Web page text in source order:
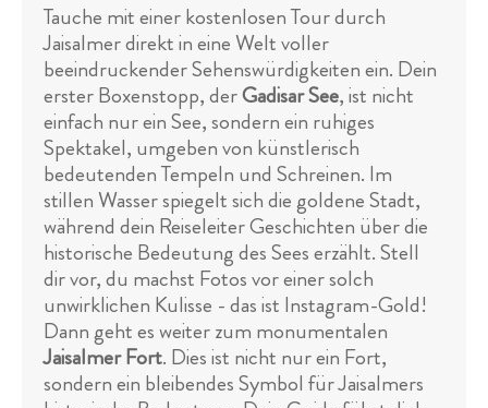
Tauche mit einer kostenlosen Tour durch
Jaisalmer direkt in eine Welt voller
beeindruckender Sehenswürdigkeiten ein. Dein
erster Boxenstopp, derGadisar See, ist nicht
einfach nur ein See, sondern ein ruhiges
Spektakel, umgeben von künstlerisch
bedeutenden Tempeln und Schreinen. Im
stillen Wasser spiegelt sich die goldene Stadt,
während dein Reiseleiter Geschichten über die
historische Bedeutung des Sees erzählt. Stell
dir vor, du machst Fotos vor einer solch
unwirklichen Kulisse - das ist Instagram-Gold!
Dann geht es weiter zum monumentalen
Jaisalmer Fort. Dies ist nicht nur ein Fort,
sondern ein bleibendes Symbol für Jaisalmers